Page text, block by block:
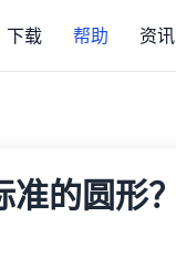
下载 帮助 资讯
的圆形？